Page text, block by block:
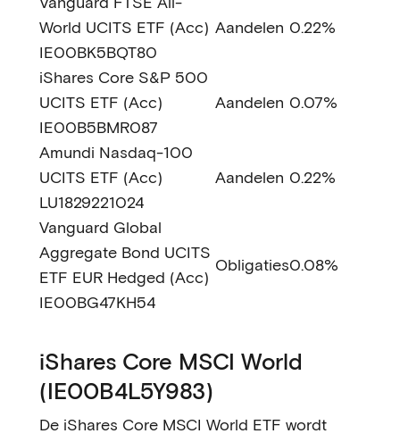
World UCITS ETF (Acc)
IE00BK5BQT80
Aandelen 0.22%
iShares Core S&P 500
UCITS ETF (Acc)
IE00B5BMR087
Aandelen 0.07%
Amundi Nasdaq-100
UCITS ETF (Acc)
LU1829221024
Aandelen 0.22%
Vanguard Global
Aggregate Bond UCITS
ETF EUR Hedged (Acc)
IE00BG47KH54
Obligaties0.08%
iShares Core MSCI World
(IE00B4L5Y983)
De iShares Core MSCI World ETF wordt